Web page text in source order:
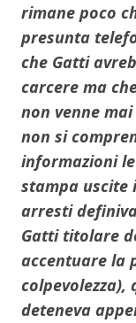
rimane poco
presunta
che Gatti
carcere ma
non venne
non si
informazioni
stampa uscite
arresti
Gatti titolare
accentuare la
deteneva